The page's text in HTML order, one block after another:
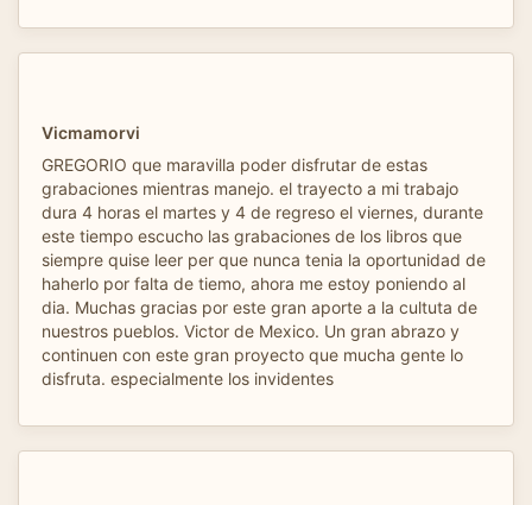
Vicmamorvi
GREGORIO que maravilla poder disfrutar de estas
grabaciones mientras manejo. el trayecto a mi trabajo
dura 4 horas el martes y 4 de regreso el viernes, durante
este tiempo escucho las grabaciones de los libros que
siempre quise leer per que nunca tenia la oportunidad de
haherlo por falta de tiemo, ahora me estoy poniendo al
dia. Muchas gracias por este gran aporte a la cultuta de
nuestros pueblos. Victor de Mexico. Un gran abrazo y
continuen con este gran proyecto que mucha gente lo
disfruta. especialmente los invidentes